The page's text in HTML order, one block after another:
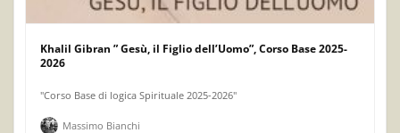
Khalil Gibran ” Gesù, il Figlio dell’Uomo”, Corso Base 2025-
2026
"Corso Base di logica Spirituale 2025-2026"
Massimo Bianchi